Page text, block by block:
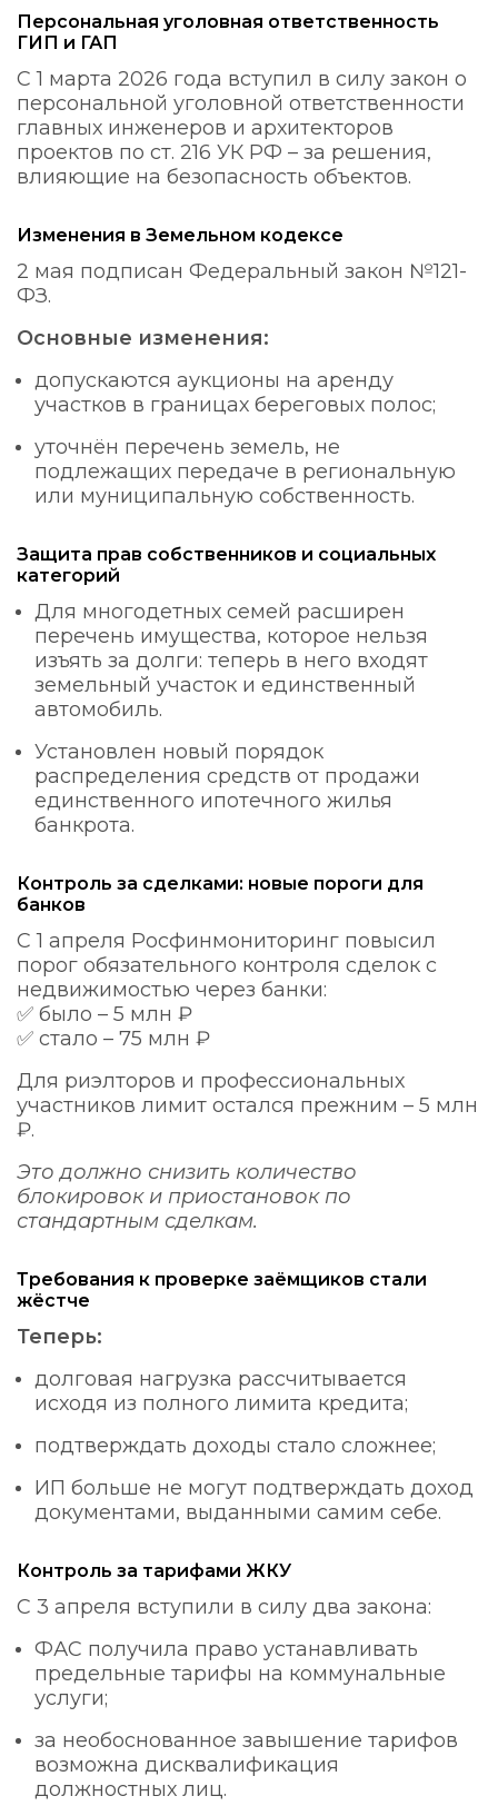
Персональная уголовная ответственность
ГИП и ГАП
С 1 марта 2026 года вступил в силу закон о
персональной уголовной ответственности
главных инженеров и архитекторов
проектов по ст. 216 УК РФ – за решения,
влияющие на безопасность объектов.
Изменения в Земельном кодексе
2 мая подписан Федеральный закон №121-
ФЗ.
Основные изменения:
допускаются аукционы на аренду
участков в границах береговых полос;
уточнён перечень земель, не
подлежащих передаче в региональную
или муниципальную собственность.
Защита прав собственников и социальных
категорий
Для многодетных семей расширен
перечень имущества, которое нельзя
изъять за долги: теперь в него входят
земельный участок и единственный
автомобиль.
Установлен новый порядок
распределения средств от продажи
единственного ипотечного жилья
банкрота.
Контроль за сделками: новые пороги для
банков
С 1 апреля Росфинмониторинг повысил
порог обязательного контроля сделок с
недвижимостью через банки:
✅ было – 5 млн ₽
✅ стало – 75 млн ₽
Для риэлторов и профессиональных
участников лимит остался прежним – 5 млн
₽.
Это должно снизить количество
блокировок и приостановок по
стандартным сделкам.
Требования к проверке заёмщиков стали
жёстче
Теперь:
долговая нагрузка рассчитывается
исходя из полного лимита кредита;
подтверждать доходы стало сложнее;
ИП больше не могут подтверждать доход
документами, выданными самим себе.
Контроль за тарифами ЖКУ
С 3 апреля вступили в силу два закона:
ФАС получила право устанавливать
предельные тарифы на коммунальные
услуги;
за необоснованное завышение тарифов
возможна дисквалификация
должностных лиц.